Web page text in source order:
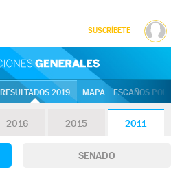
SUSCRÍBETE
RESULTADOS 2019 MAPA ESCAÑOS
2016 2015 2011
SENADO